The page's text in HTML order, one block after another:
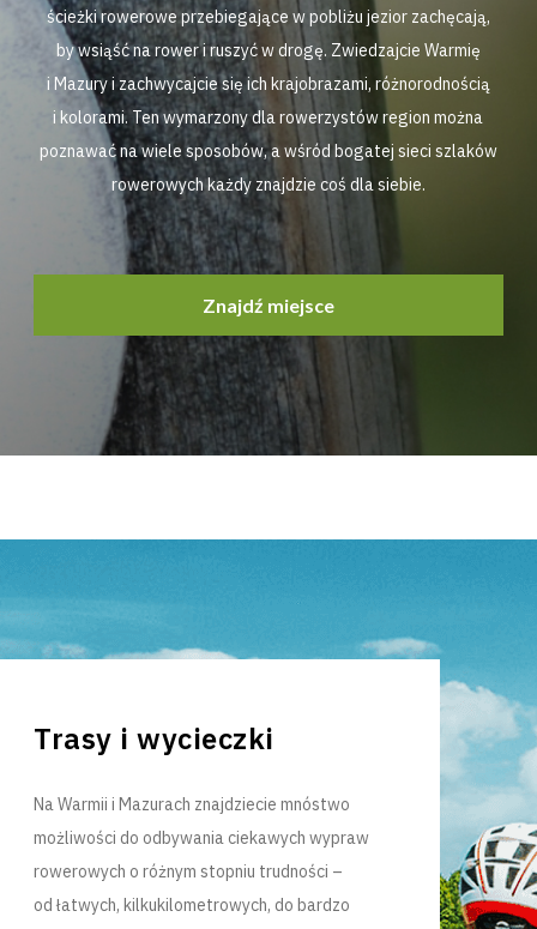
ścieżki rowerowe przebiegające w pobliżu jezior zachęcają,
by wsiąść na rower i ruszyć w drogę. Zwiedzajcie Warmię
i Mazury i zachwycajcie się ich krajobrazami, różnorodnością
i kolorami. Ten wymarzony dla rowerzystów region można
poznawać na wiele sposobów, a wśród bogatej sieci szlaków
rowerowych każdy znajdzie coś dla siebie.
Znajdź miejsce
Trasy i wycieczki
Na Warmii i Mazurach znajdziecie mnóstwo
możliwości do odbywania ciekawych wypraw
rowerowych o różnym stopniu trudności –
od łatwych, kilkukilometrowych, do bardzo